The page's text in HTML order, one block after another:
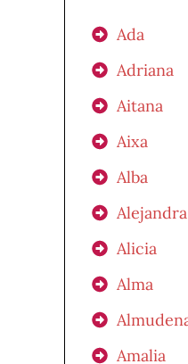
Ada
Adriana
Aitana
Aixa
Alba
Alejandra
Alicia
Alma
Amalia